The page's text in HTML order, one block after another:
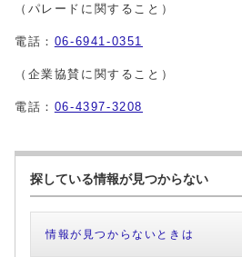
（パレードに関すること）
電話： 06-6941-0351
（企業協賛に関すること）
電話： 06-4397-3208
探している情報が見つからない
情報が見つからないときは